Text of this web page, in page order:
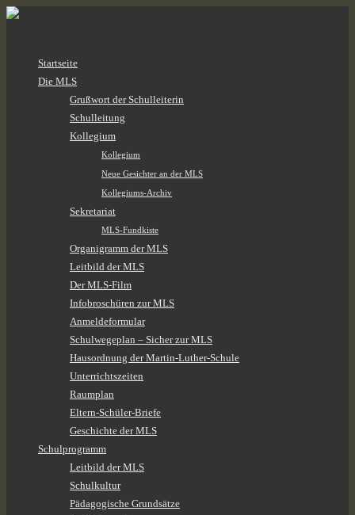
Startseite
Die MLS
Grußwort der Schulleiterin
Schulleitung
Kollegium
Kollegium
Neue Gesichter an der MLS
Kollegiums-Archiv
Sekretariat
MLS-Fundkiste
Organigramm der MLS
Leitbild der MLS
Der MLS-Film
Infobroschüren zur MLS
Anmeldeformular
Schulwegeplan – Sicher zur MLS
Hausordnung der Martin-Luther-Schule
Unterrichtszeiten
Raumplan
Eltern-Schüler-Briefe
Geschichte der MLS
Schulprogramm
Leitbild der MLS
Schulkultur
Pädagogische Grundsätze